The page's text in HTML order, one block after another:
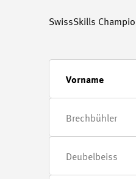
SwissSkills
Vorname
Brechbühler
Deubelbeiss